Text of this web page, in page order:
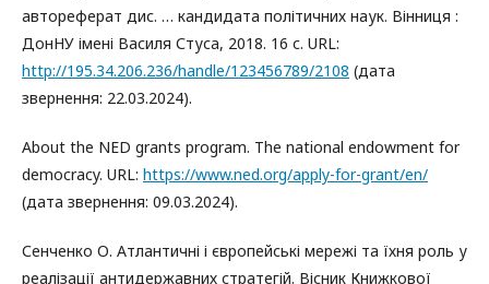
автореферат дис. … кандидата політичних наук. Вінниця :
ДонНУ імені Василя Стуса, 2018. 16 с. URL:
http://195.34.206.236/handle/123456789/2108 (дата
звернення: 22.03.2024).
About the NED grants program. The national endowment for
democracy. URL: https://www.ned.org/apply-for-grant/en/
(дата звернення: 09.03.2024).
Сенченко О. Атлантичні і європейські мережі та їхня роль у
реалізації антидержавних стратегій. Вісник Книжкової